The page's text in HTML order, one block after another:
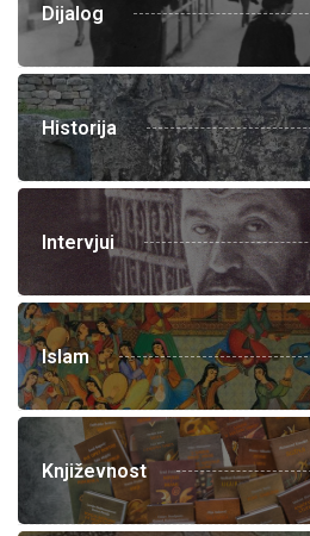
Dijalog
Historija
Intervjui
Islam
Književnost